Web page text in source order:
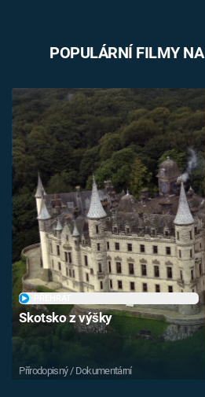
POPULÁRNÍ FILMY
Skotsko z výšky
Přírodopisný / Dokumentární